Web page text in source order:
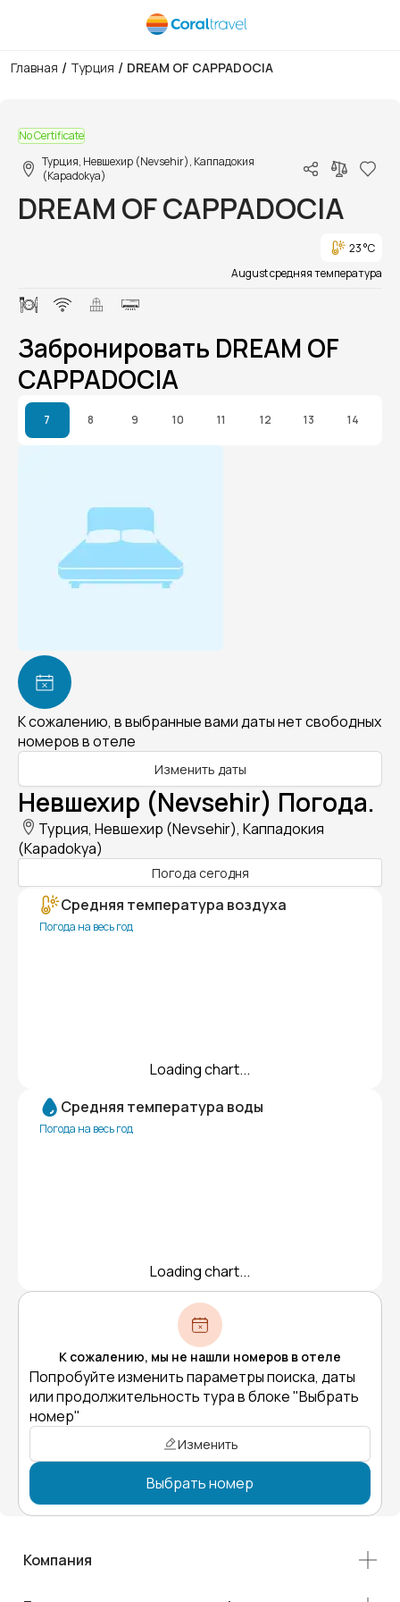
Главная / Турция / DREAM OF CAPPADOCIA
No Certificate
Турция, Невшехир (Nevsehir), Каппадокия
(Kapadokya)
DREAM OF CAPPADOCIA
23 °C
August средняя температура
Забронировать DREAM OF
CAPPADOCIA
7 8 9 10 11 12 13 14
К сожалению, в выбранные вами даты нет свободных
номеров в отеле
Изменить даты
Невшехир (Nevsehir) Погода.
Турция, Невшехир (Nevsehir), Каппадокия
(Kapadokya)
Погода сегодня
Средняя температура воздуха
Погода на весь год
Loading chart...
Средняя температура воды
Погода на весь год
Loading chart...
К сожалению, мы не нашли номеров в отеле
Попробуйте изменить параметры поиска, даты
или продолжительность тура в блоке "Выбрать
номер"
Изменить
Выбрать номер
Компания